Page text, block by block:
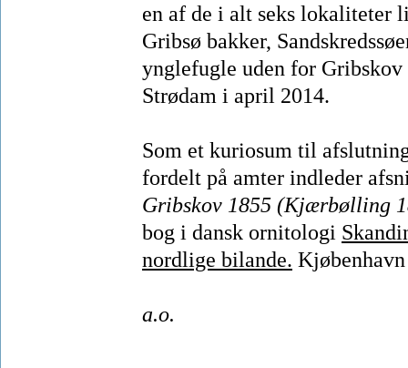
en af de i alt seks lokaliteter
Gribsø bakker,
ynglefugle uden for
Strødam i april 2014.
Som et kuriosum til
fordelt på amter indleder
Gribskov 1855 (Kjærbølling
bog i dansk ornitologi
nordlige bilande.
a.o.